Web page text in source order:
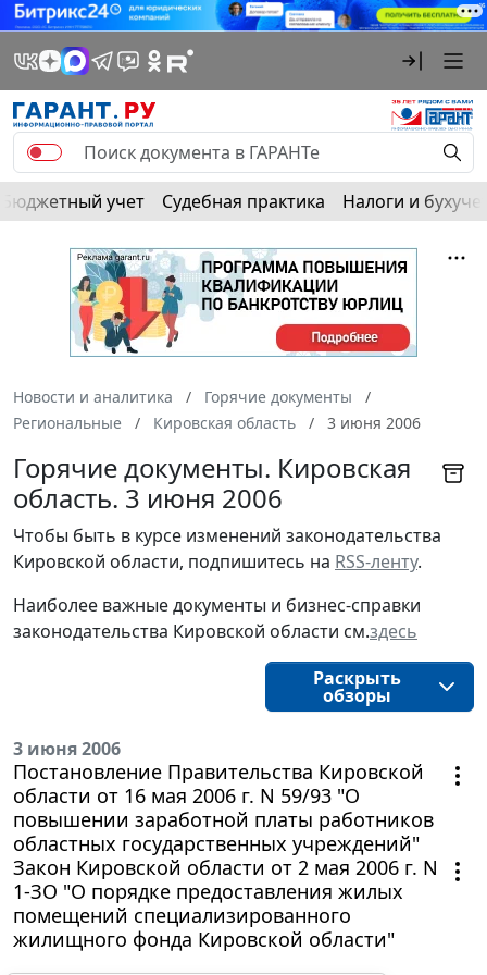
Бюджетный учет Судебная практика Налоги и
Новости и аналитика
Горячие документы
Региональные
Кировская область 3 июня 2006
Горячие документы. Кировская
область. 3 июня 2006
Чтобы быть в курсе изменений законодательства
Кировской области, подпишитесь на RSS-ленту.
Наиболее важные документы и бизнес-справки
законодательства Кировской области см.здесь
Раскрыть
обзоры
3 июня 2006
Постановление Правительства Кировской
области от 16 мая 2006 г. N 59/93 "О
повышении заработной платы работников
областных государственных учреждений"
Закон Кировской области от 2 мая 2006 г. N
1-ЗО "О порядке предоставления жилых
помещений специализированного
жилищного фонда Кировской области"